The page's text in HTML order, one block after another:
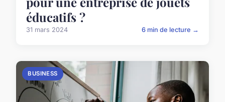
éducatifs ?
31 mars 2024 6 min de lecture →
BUSINESS